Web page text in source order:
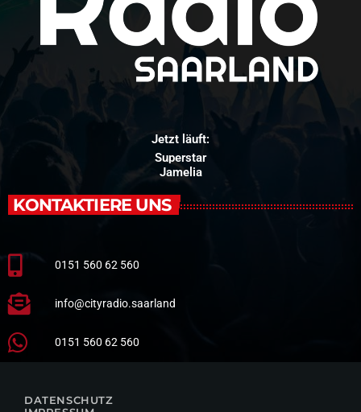
Jetzt läuft:
Superstar
Jamelia
KONTAKTIERE UNS
0151 560 62 560
info@cityradio.saarland
0151 560 62 560
DATENSCHUTZ